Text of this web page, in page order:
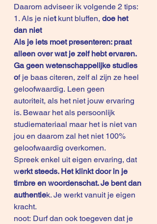
Daarom adviseer ik volgende 2 tips:
1. Als je niet kunt bluffen, doe het
dan niet
Als je iets moet presenteren: praat
alleen over wat je zelf hebt ervaren.
Ga geen wetenschappelijke studies
of je baas citeren, zelf al zijn ze heel
geloofwaardig. Leen geen
autoriteit, als het niet jouw ervaring
is. Bewaar het als persoonlijk
studiemateriaal maar het is niet van
jou en daarom zal het niet 100%
geloofwaardig overkomen.
Spreek enkel uit eigen ervaring, dat
werkt steeds. Het klinkt door in je
timbre en woordenschat. Je bent dan
authentiek. Je werkt vanuit je eigen
kracht.
noot: Durf dan ook toegeven dat je